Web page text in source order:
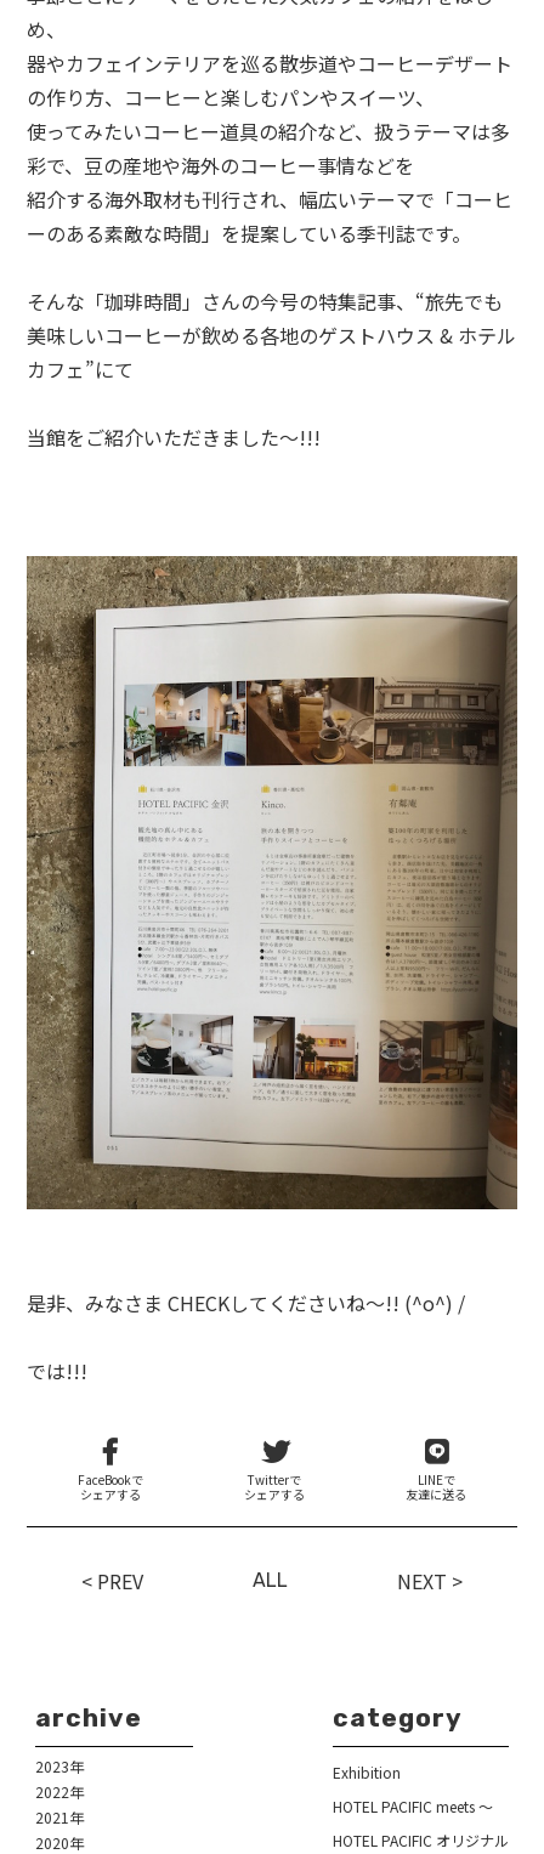
め、
器やカフェインテリアを巡る散歩道やコーヒーデザート
の作り方、コーヒーと楽しむパンやスイーツ、
使ってみたいコーヒー道具の紹介など、扱うテーマは多
彩で、豆の産地や海外のコーヒー事情などを
紹介する海外取材も刊行され、幅広いテーマで「コーヒ
ーのある素敵な時間」を提案している季刊誌です。
そんな「珈琲時間」さんの今号の特集記事、“旅先でも
美味しいコーヒーが飲める各地のゲストハウス & ホテル
カフェ”にて
当館をご紹介いただきました～!!!
是非、みなさま CHECKしてくださいね～!! (^o^) /
では!!!
FaceBookで
シェアする
Twitterで
シェアする
LINEで
友達に送る
< PREV ALL NEXT >
archive
2023年
2022年
2021年
2020年
category
Exhibition
HOTEL PACIFIC meets ～
HOTEL PACIFIC オリジナル